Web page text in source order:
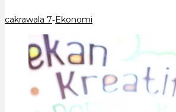
cakrawala 7-Ekonomi